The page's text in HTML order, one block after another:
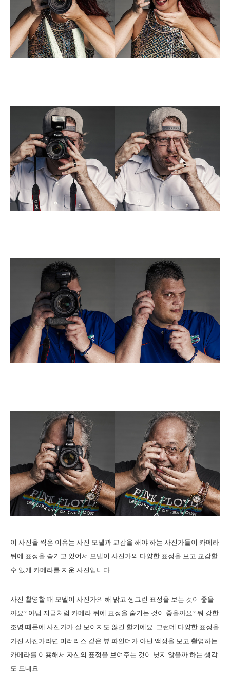
이 사진을 찍은 이유는 사진 모델과 교감을 해야 하는 사진가들이 카메라
뒤에 표정을 숨기고 있어서 모델이 사진가의 다양한 표정을 보고 교감할
수 있게 카메라를 지운 사진입니다.
사진 촬영할 때 모델이 사진가의 해 맑고 찡그린 표정을 보는 것이 좋을
까요? 아님 지금처럼 카메라 뒤에 표정을 숨기는 것이 좋을까요? 뭐 강한
조명 때문에 사진가가 잘 보이지도 않긴 할거에요. 그런데 다양한 표정을
가진 사진가라면 미러리스 같은 뷰 파인더가 아닌 액정을 보고 촬영하는
카메라를 이용해서 자신의 표정을 보여주는 것이 낫지 않을까 하는 생각
도 드네요